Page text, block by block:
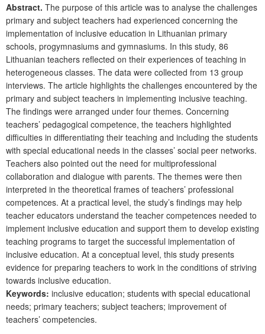
Abstract. The purpose of this article was to analyse the challenges
primary and subject teachers had experienced concerning the
implementation of inclusive education in Lithuanian primary
schools, progymnasiums and gymnasiums. In this study, 86
Lithuanian teachers reflected on their experiences of teaching in
heterogeneous classes. The data were collected from 13 group
interviews. The article highlights the challenges encountered by the
primary and subject teachers in implementing inclusive teaching.
The findings were arranged under four themes. Concerning
teachers’ pedagogical competence, the teachers highlighted
difficulties in differentiating their teaching and including the students
with special educational needs in the classes’ social peer networks.
Teachers also pointed out the need for multiprofessional
collaboration and dialogue with parents. The themes were then
interpreted in the theoretical frames of teachers’ professional
competences. At a practical level, the study’s findings may help
teacher educators understand the teacher competences needed to
implement inclusive education and support them to develop existing
teaching programs to target the successful implementation of
inclusive education. At a conceptual level, this study presents
evidence for preparing teachers to work in the conditions of striving
towards inclusive education.
Keywords: inclusive education; students with special educational
needs; primary teachers; subject teachers; improvement of
teachers’ competencies.